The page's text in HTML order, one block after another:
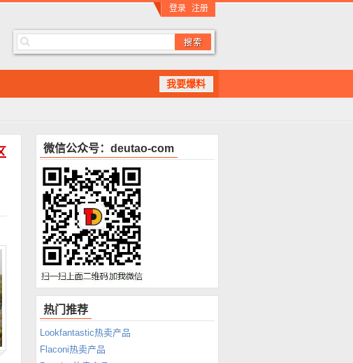
登录 注册
我要爆料
微信公众号：deutao-com
热门推荐
Lookfantastic热卖产品
Flaconi热卖产品